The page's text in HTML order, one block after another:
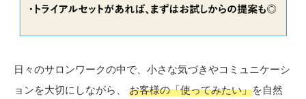
日々のサロンワークの中で、小さな気づきやコミュニケーシ
ョンを大切にしながら、 お客様の「使ってみたい」を自然